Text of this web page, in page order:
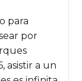
para
por
asistir a un